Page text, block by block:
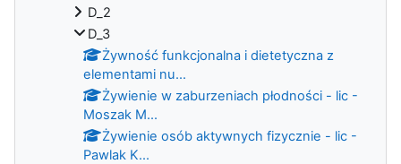
D_2
D_3
Żywność funkcjonalna i dietetyczna z
elementami nu...
Żywienie w zaburzeniach płodności - lic -
Moszak M...
Żywienie osób aktywnych fizycznie - lic -
Pawlak K...